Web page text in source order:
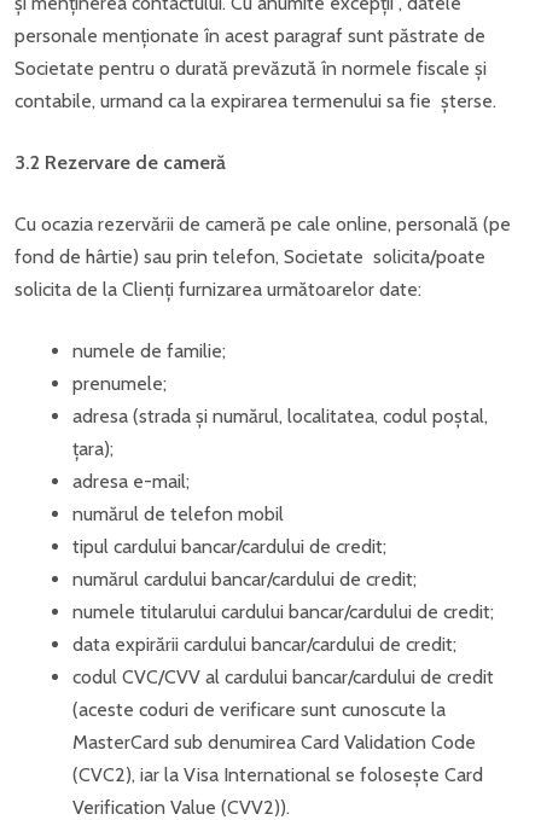
personale menționate în acest paragraf sunt păstrate de
Societate pentru o durată prevăzută în normele fiscale și
contabile, urmand ca la expirarea termenului sa fie șterse.
3.2 Rezervare de cameră
Cu ocazia rezervării de cameră pe cale online, personală (pe
fond de hârtie) sau prin telefon, Societate solicita/poate
solicita de la Clienți furnizarea următoarelor date:
numele de familie;
prenumele;
adresa (strada și numărul, localitatea, codul poștal,
țara);
adresa e-mail;
numărul de telefon mobil
tipul cardului bancar/cardului de credit;
numărul cardului bancar/cardului de credit;
numele titularului cardului bancar/cardului de credit;
data expirării cardului bancar/cardului de credit;
codul CVC/CVV al cardului bancar/cardului de credit
(aceste coduri de verificare sunt cunoscute la
MasterCard sub denumirea Card Validation Code
(CVC2), iar la Visa International se folosește Card
Verification Value (CVV2)).